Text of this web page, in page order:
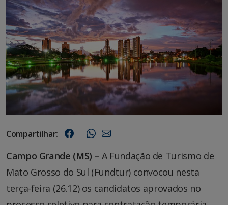
Compartilhar:
Campo Grande (MS) – A Fundação de Turismo de
Mato Grosso do Sul (Fundtur) convocou nesta
terça-feira (26.12) os candidatos aprovados no